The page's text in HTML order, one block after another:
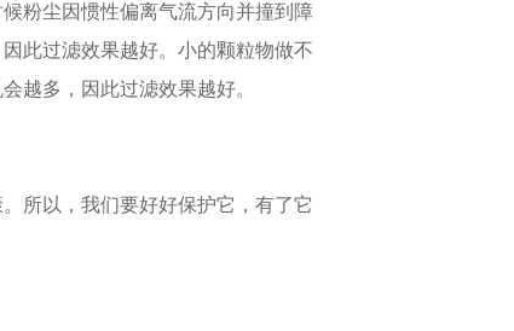
粉尘因惯性偏离气流方向并撞到障
此过滤效果越好。小的颗粒物做不
越多，因此过滤效果越好。
所以，我们要好好保护它，有了它